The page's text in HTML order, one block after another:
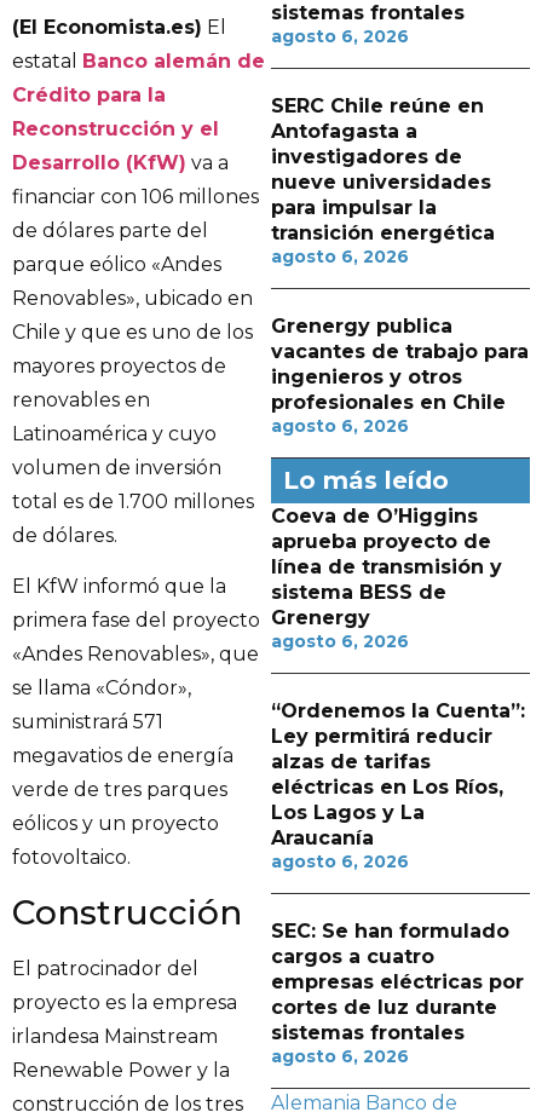
(El Economista.es) El
estatal Banco alemán de
Crédito para la
Reconstrucción y el
Desarrollo (KfW) va a
financiar con 106 millones
de dólares parte del
parque eólico «Andes
Renovables», ubicado en
Chile y que es uno de los
mayores proyectos de
renovables en
Latinoamérica y cuyo
volumen de inversión
total es de 1.700 millones
de dólares.
El KfW informó que la
primera fase del proyecto
«Andes Renovables», que
se llama «Cóndor»,
suministrará 571
megavatios de energía
verde de tres parques
eólicos y un proyecto
fotovoltaico.
Construcción
El patrocinador del
proyecto es la empresa
irlandesa Mainstream
Renewable Power y la
construcción de los tres
sistemas frontales
agosto 6, 2026
SERC Chile reúne en
Antofagasta a
investigadores de
nueve universidades
para impulsar la
transición energética
agosto 6, 2026
Grenergy publica
vacantes de trabajo para
ingenieros y otros
profesionales en Chile
agosto 6, 2026
Lo más leído
Coeva de O’Higgins
aprueba proyecto de
línea de transmisión y
sistema BESS de
Grenergy
agosto 6, 2026
“Ordenemos la Cuenta”:
Ley permitirá reducir
alzas de tarifas
eléctricas en Los Ríos,
Los Lagos y La
Araucanía
agosto 6, 2026
SEC: Se han formulado
cargos a cuatro
empresas eléctricas por
cortes de luz durante
sistemas frontales
agosto 6, 2026
Alemania Banco de